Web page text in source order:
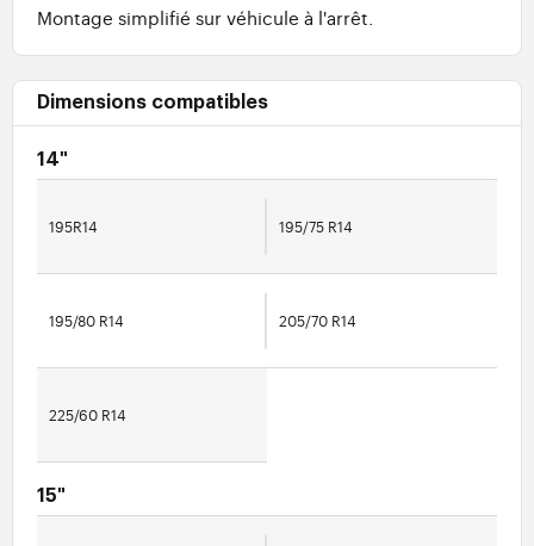
Montage simplifié sur véhicule à l'arrêt.
Dimensions compatibles
14"
195R14 195/75 R14
195/80 R14 205/70 R14
225/60 R14
15"